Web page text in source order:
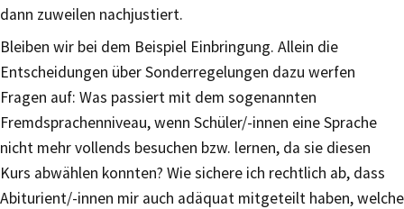
dann zuweilen nachjustiert.
Bleiben wir bei dem Beispiel Einbringung. Allein die
Entscheidungen über Sonderregelungen dazu werfen
Fragen auf: Was passiert mit dem sogenannten
Fremdsprachenniveau, wenn Schüler/-innen eine Sprache
nicht mehr vollends besuchen bzw. lernen, da sie diesen
Kurs abwählen konnten? Wie sichere ich rechtlich ab, dass
Abiturient/-innen mir auch adäquat mitgeteilt haben, welche